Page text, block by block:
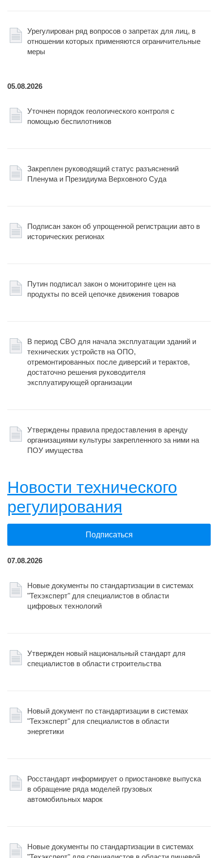
Урегулирован ряд вопросов о запретах для лиц, в
отношении которых применяются ограничительные
меры
05.08.2026
Уточнен порядок геологического контроля с
помощью беспилотников
Закреплен руководящий статус разъяснений
Пленума и Президиума Верховного Суда
Подписан закон об упрощенной регистрации авто в
исторических регионах
Путин подписал закон о мониторинге цен на
продукты по всей цепочке движения товаров
В период СВО для начала эксплуатации зданий и
технических устройств на ОПО,
отремонтированных после диверсий и терактов,
достаточно решения руководителя
эксплуатирующей организации
Утверждены правила предоставления в аренду
организациями культуры закрепленного за ними на
ПОУ имущества
Новости технического
регулирования
Подписаться
07.08.2026
Новые документы по стандартизации в системах
"Техэксперт" для специалистов в области
цифровых технологий
Утвержден новый национальный стандарт для
специалистов в области строительства
Новый документ по стандартизации в системах
"Техэксперт" для специалистов в области
энергетики
Росстандарт информирует о приостановке выпуска
в обращение ряда моделей грузовых
автомобильных марок
Новые документы по стандартизации в системах